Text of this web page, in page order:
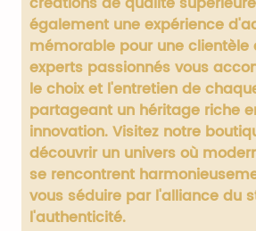
également une expérience
mémorable pour une clientèle
experts passionnés vous
le choix et l'entretien de
partageant un héritage riche
innovation. Visitez notre
découvrir un univers où
se rencontrent
vous séduire par l'alliance du
l'authenticité.